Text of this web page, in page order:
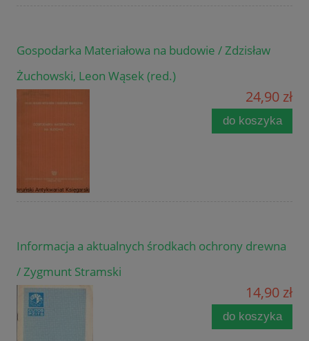
Gospodarka Materiałowa na budowie / Zdzisław
Żuchowski, Leon Wąsek (red.)
24,90 zł
do koszyka
Informacja a aktualnych środkach ochrony drewna
/ Zygmunt Stramski
14,90 zł
do koszyka